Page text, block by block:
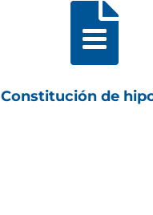

Constitución de